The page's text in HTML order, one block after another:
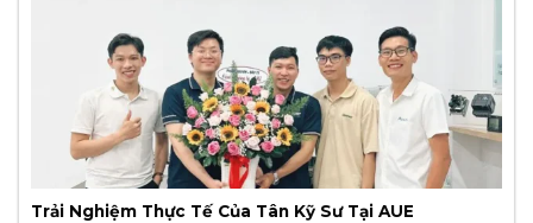
Trải Nghiệm Thực Tế Của Tân Kỹ Sư Tại AUE